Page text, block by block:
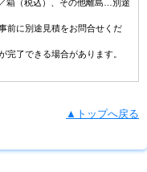
（税込）、その他離島…別途
前に別途見積をお問合せくだ
了できる場合があります。
▲トップへ戻る